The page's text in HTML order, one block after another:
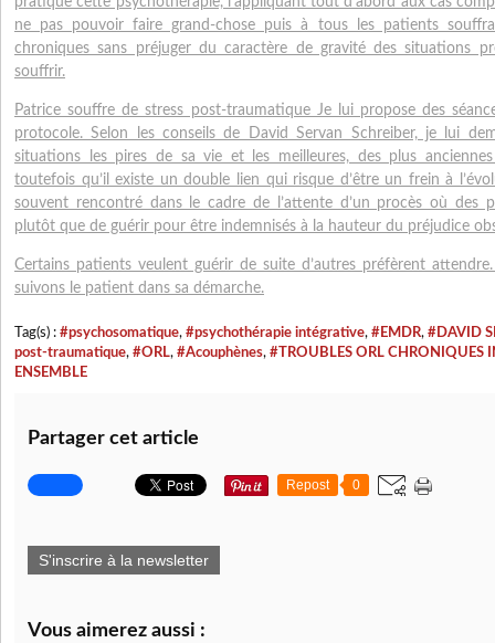
ne pas pouvoir faire grand-chose puis à tous les patients
chroniques sans préjuger du caractère de gravité des situations
souffrir.
Patrice souffre de stress post-traumatique Je lui propose des
protocole. Selon les conseils de David Servan Schreiber, je lui
situations les pires de sa vie et les meilleures, des plus
toutefois qu’il existe un double lien qui risque d’être un frein à
souvent rencontré dans le cadre de l’attente d’un procès où des
plutôt que de guérir pour être indemnisés à la hauteur du préjudice
Certains patients veulent guérir de suite d’autres préfèrent
suivons le patient dans sa démarche.
Tag(s) : #psychosomatique, #psychothérapie intégrative, #EMDR, #DAVID
post-traumatique, #ORL, #Acouphènes, #TROUBLES ORL CHRONIQUES
ENSEMBLE
Partager cet article
Repost 0
S'inscrire à la newsletter
Vous aimerez aussi :